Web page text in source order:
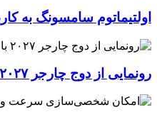
اولتیماتوم سامسونگ به
رونمایی از دوج چارجر ۲۰۲۷ با رنگ نوستالژیک ارغوانی به مناسبت ۶۰ سالگی این عضله‌ساز آمریکایی